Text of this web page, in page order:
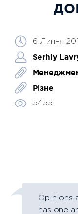
6 Липня
Serhiy
Різне
5455
Opinions
has one